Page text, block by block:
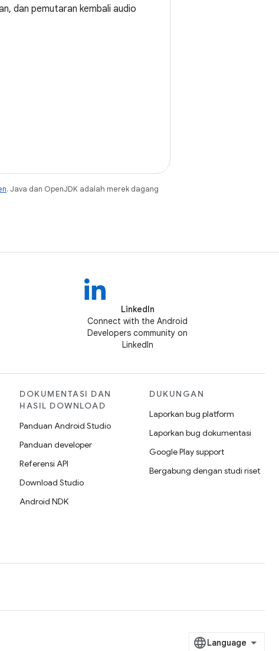
dan pemutaran kembali audio
. Java dan OpenJDK adalah merek dagang
LinkedIn
Connect with the Android
Developers community on
LinkedIn
DOKUMENTASI DAN
HASIL DOWNLOAD
Panduan Android Studio
Panduan developer
Referensi API
Download Studio
Android NDK
DUKUNGAN
Laporkan bug platform
Laporkan bug dokumentasi
Google Play support
Bergabung dengan studi riset